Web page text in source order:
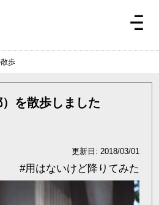
歩
を散歩しました
更新日: 2018/03/01
#用はないけど降りてみた